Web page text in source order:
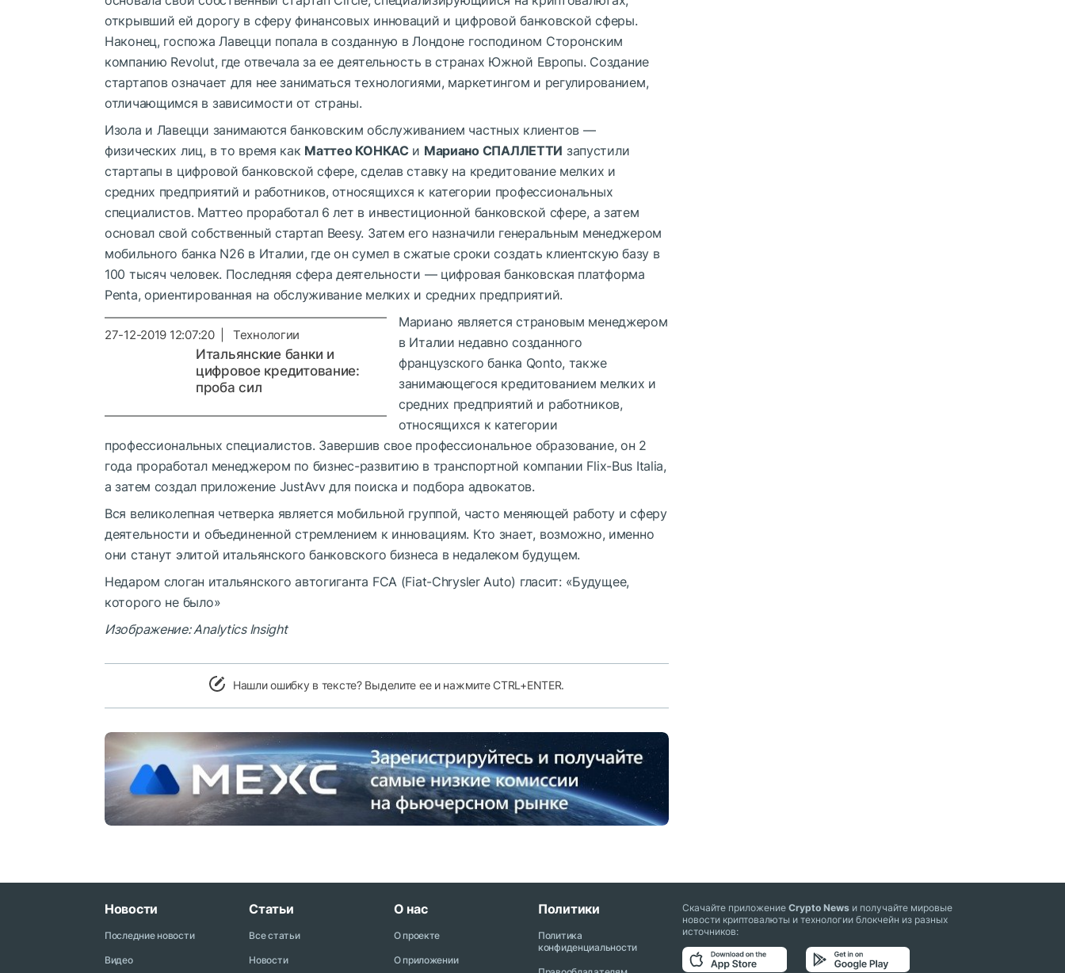
открывший ей дорогу в сферу финансовых инноваций и цифровой банковской сферы.
Наконец, госпожа Лавецци попала в созданную в Лондоне господином Сторонским
компанию Revolut, где отвечала за ее деятельность в странах Южной Европы. Создание
стартапов означает для нее заниматься технологиями, маркетингом и регулированием,
отличающимся в зависимости от страны.
Изола и Лавецци занимаются банковским обслуживанием частных клиентов —
физических лиц, в то время как Маттео КОНКАСи Мариано СПАЛЛЕТТИ запустили
стартапы в цифровой банковской сфере, сделав ставку на кредитование мелких и
средних предприятий и работников, относящихся к категории профессиональных
специалистов. Маттео проработал 6 лет в инвестиционной банковской сфере, а затем
основал свой собственный стартап Beesy. Затем его назначили генеральным менеджером
мобильного банка N26 в Италии, где он сумел в сжатые сроки создать клиентскую базу в
100 тысяч человек. Последняя сфера деятельности — цифровая банковская платформа
Penta, ориентированная на обслуживание мелких и средних предприятий.
27-12-2019 12:07:20 | Технологии
Итальянские банки и
цифровое кредитование:
проба сил
Мариано является страновым менеджером
в Италии недавно созданного
французского банка Qonto, также
занимающегося кредитованием мелких и
средних предприятий и работников,
относящихся к категории
профессиональных специалистов. Завершив свое профессиональное образование, он 2
года проработал менеджером по бизнес-развитию в транспортной компании Flix-Bus Italia,
а затем создал приложение JustAvv для поиска и подбора адвокатов.
Вся великолепная четверка является мобильной группой, часто меняющей работу и сферу
деятельности и объединенной стремлением к инновациям. Кто знает, возможно, именно
они станут элитой итальянского банковского бизнеса в недалеком будущем.
Недаром слоган итальянского автогиганта FCA (Fiat-Chrysler Auto) гласит: «Будущее,
которого не было»
Изображение: Analytics Insight
Нашли ошибку в тексте? Выделите ее и нажмите CTRL+ENTER.
Новости
Последние новости
Видео
Статьи
Все статьи
Новости
О нас
О проекте
О приложении
Политики
Политика
конфиденциальности
Скачайте приложениеCrypto News и получайте мировые
новости криптовалюты и технологии блокчейн из разных
источников: